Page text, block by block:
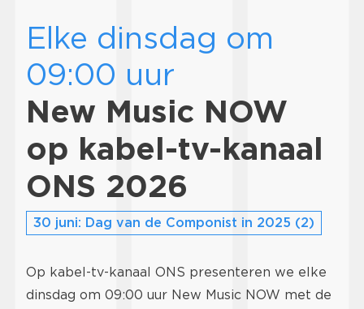
Elke dinsdag om
09:00 uur
New Music NOW
op kabel-tv-kanaal
ONS 2026
30 juni: Dag van de Componist in 2025 (2)
Op kabel-tv-kanaal ONS presenteren we elke
dinsdag om 09:00 uur New Music NOW met de